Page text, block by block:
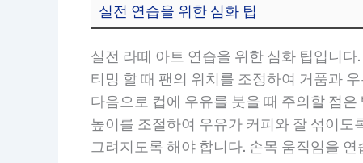
실전 연습을 위한 심화 팁
실전 라떼 아트 연습을 위한 심화 팁입니
티밍 할 때 팬의 위치를 조정하여 거품과
다음으로 컵에 우유를 붓을 때 주의할 점
높이를 조절하여 우유가 커피와 잘 섞이도
그려지도록 해야 합니다. 손목 움직임을